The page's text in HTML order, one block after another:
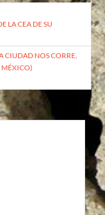
LA CEA DE SU
CIUDAD NOS CORRE,
MÉXICO)